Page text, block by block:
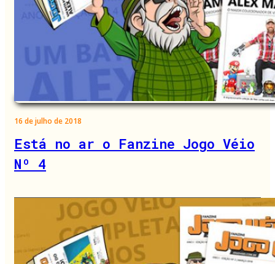
16 de julho de 2018
Está no ar o Fanzine Jogo Véio
Nº 4